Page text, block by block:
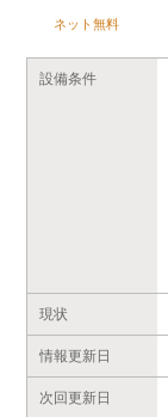
ネット無料
設備条件
現状
情報更新日
次回更新日